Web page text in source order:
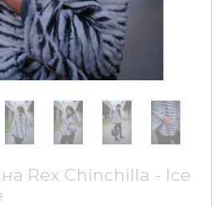
Rex Chinchilla - Ice